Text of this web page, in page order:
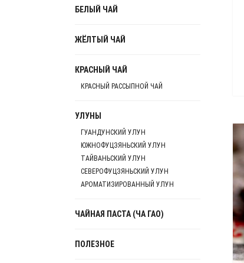
БЕЛЫЙ ЧАЙ
ЖЁЛТЫЙ ЧАЙ
КРАСНЫЙ ЧАЙ
КРАСНЫЙ РАССЫПНОЙ ЧАЙ
УЛУНЫ
ГУАНДУНСКИЙ УЛУН
ЮЖНОФУЦЗЯНЬСКИЙ УЛУН
ТАЙВАНЬСКИЙ УЛУН
СЕВЕРОФУЦЗЯНЬСКИЙ УЛУН
АРОМАТИЗИРОВАННЫЙ УЛУН
ЧАЙНАЯ ПАСТА (ЧА ГАО)
ПОЛЕЗНОЕ